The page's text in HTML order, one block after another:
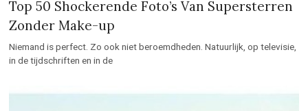
Top 50 Shockerende Foto’s Van Supersterren
Zonder Make-up
Niemand is perfect. Zo ook niet beroemdheden. Natuurlijk, op televisie,
in de tijdschriften en in de